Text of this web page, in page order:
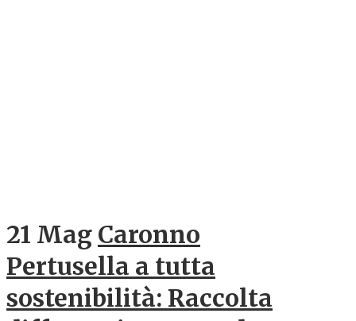
21 Mag Caronno
Pertusella a tutta
sostenibilità: Raccolta